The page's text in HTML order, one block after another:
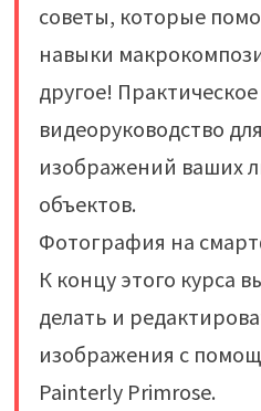
советы, которые
навыки
другое!
видеоруководство
изображений ваших
объектов.
Фотография на
К концу этого курса
делать и
изображения с
Painterly Primrose.